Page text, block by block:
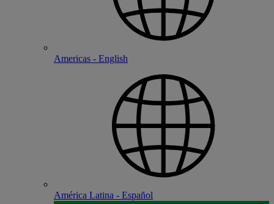
Americas - English
América Latina - Español